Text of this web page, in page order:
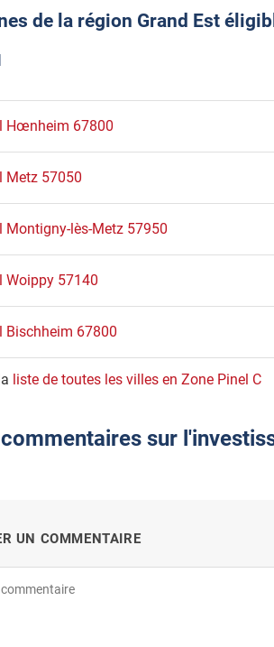
de la région Grand Est
Hœnheim 67800
Metz 57050
Montigny-lès-Metz 57950
Woippy 57140
Bischheim 67800
liste de toutes les villes en Zone Pinel C
sur
UN COMMENTAIRE